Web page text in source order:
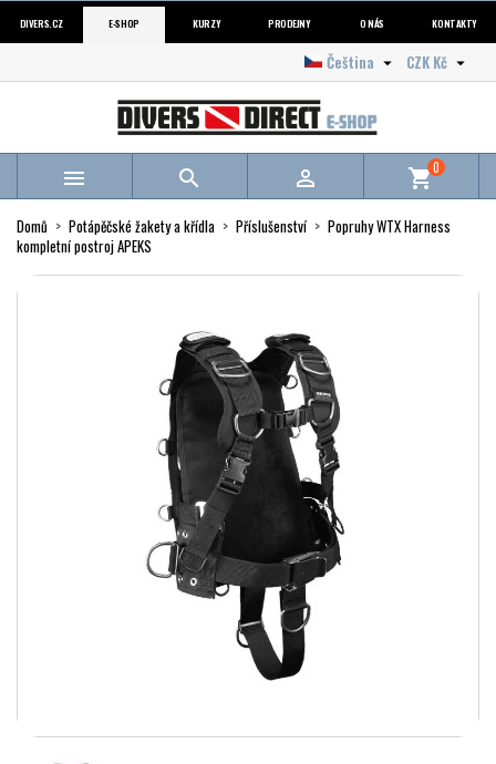
DIVERS.CZ E-SHOP KURZY PRODEJNY O NÁS KONTAKTY
CZK Kč 
Čeština 
   shopping_cart0
Domů Potápěčské žakety a křídla Příslušenství
Popruhy WTX Harness
kompletní postroj APEKS